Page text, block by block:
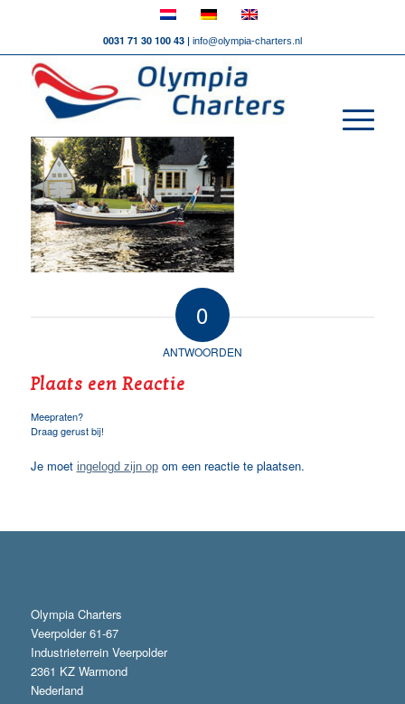
0031 71 30 100 43 | info@olympia-charters.nl
0
ANTWOORDEN
Plaats een Reactie
Meepraten?
Draag gerust bij!
Je moet ingelogd zijn opom een reactie te plaatsen.
Olympia Charters
Veerpolder 61-67
Industrieterrein Veerpolder
2361 KZ Warmond
Nederland